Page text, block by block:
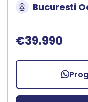
Bucuresti
€39.990